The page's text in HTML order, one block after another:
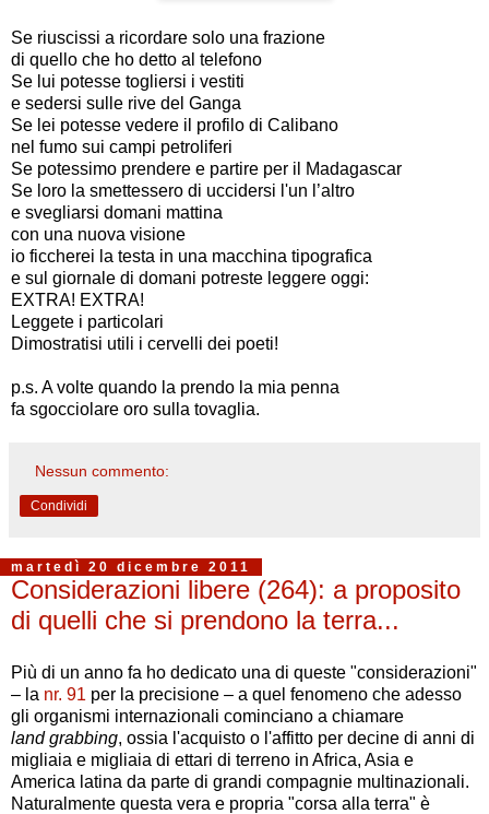
Se riuscissi a ricordare solo una frazione
di quello che ho detto al telefono
Se lui potesse togliersi i vestiti
e sedersi sulle rive del Ganga
Se lei potesse vedere il profilo di Calibano
nel fumo sui campi petroliferi
Se potessimo prendere e partire per il Madagascar
Se loro la smettessero di uccidersi l'un l’altro
e svegliarsi domani mattina
con una nuova visione
io ficcherei la testa in una macchina tipografica
e sul giornale di domani potreste leggere oggi:
EXTRA! EXTRA!
Leggete i particolari
Dimostratisi utili i cervelli dei poeti!
p.s. A volte quando la prendo la mia penna
fa sgocciolare oro sulla tovaglia.
Nessun commento:
Condividi
martedì 20 dicembre 2011
Considerazioni libere (264): a proposito
di quelli che si prendono la terra...
Più di un anno fa ho dedicato una di queste "considerazioni"
– la nr. 91 per la precisione – a quel fenomeno che adesso
gli organismi internazionali cominciano a chiamare
land grabbing, ossia l'acquisto o l'affitto per decine di anni di
migliaia e migliaia di ettari di terreno in Africa, Asia e
America latina da parte di grandi compagnie multinazionali.
Naturalmente questa vera e propria "corsa alla terra" è